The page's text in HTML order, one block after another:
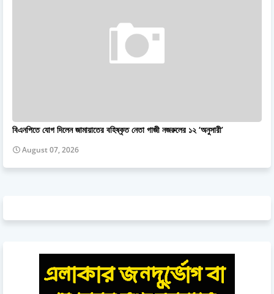
বিএনপিতে যোগ দিলেন জামায়াতের বহিষ্কৃত নেতা গাজী নজরুলের ১২ ‘অনুসারী’
August 07, 2026